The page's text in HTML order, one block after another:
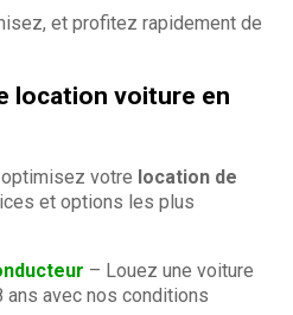
et profitez rapidement de
location voiture en
optimisez votre location de
et options les plus
– Louez une voiture
ans avec nos conditions